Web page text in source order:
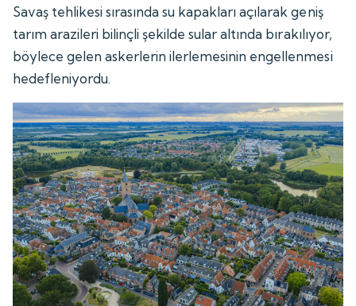
Savaş tehlikesi sırasında su kapakları açılarak geniş
tarım arazileri bilinçli şekilde sular altında bırakılıyor,
böylece gelen askerlerin ilerlemesinin engellenmesi
hedefleniyordu.